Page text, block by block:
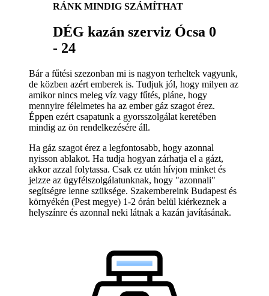
RÁNK MINDIG SZÁMÍTHAT
DÉG kazán szerviz Ócsa 0
- 24
Bár a fűtési szezonban mi is nagyon terheltek vagyunk,
de közben azért emberek is. Tudjuk jól, hogy milyen az
amikor nincs meleg víz vagy fűtés, pláne, hogy
mennyire félelmetes ha az ember gáz szagot érez.
Éppen ezért csapatunk a gyorsszolgálat keretében
mindig az ön rendelkezésére áll.
Ha gáz szagot érez a legfontosabb, hogy azonnal
nyisson ablakot. Ha tudja hogyan zárhatja el a gázt,
akkor azzal folytassa. Csak ez után hívjon minket és
jelzze az ügyfélszolgálatunknak, hogy "azonnali"
segítségre lenne szüksége. Szakembereink Budapest és
környékén (Pest megye) 1-2 órán belül kiérkeznek a
helyszínre és azonnal neki látnak a kazán javításának.